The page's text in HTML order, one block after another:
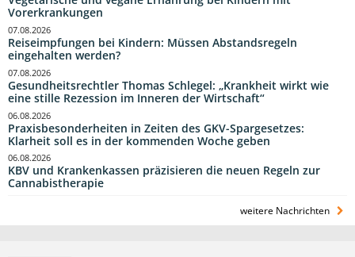
Vorerkrankungen
Reiseimpfungen bei Kindern: Müssen Abstandsregeln
eingehalten werden?
07.08.2026
Gesundheitsrechtler Thomas Schlegel: „Krankheit wirkt wie
eine stille Rezession im Inneren der Wirtschaft“
07.08.2026
Praxisbesonderheiten in Zeiten des GKV-Spargesetzes:
Klarheit soll es in der kommenden Woche geben
06.08.2026
KBV und Krankenkassen präzisieren die neuen Regeln zur
Cannabistherapie
06.08.2026
weitere Nachrichten